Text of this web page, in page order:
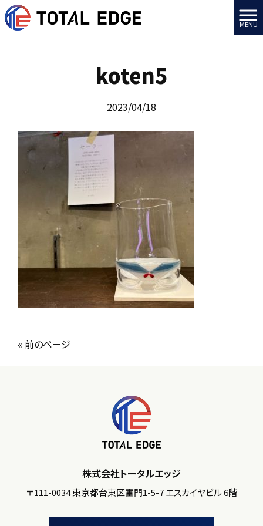
MENU
koten5
2023/04/18
« 前のページ
株式会社トータルエッジ
〒111-0034 東京都台東区雷門1-5-7 エスカイヤビル 6階